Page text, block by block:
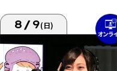
8/9(日)